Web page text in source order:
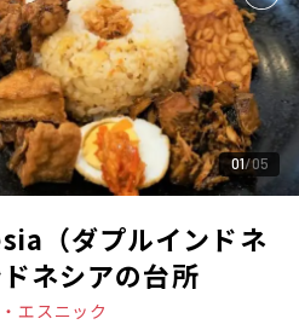
01 05
（ダプルインドネ
ネシアの台所
エスニック